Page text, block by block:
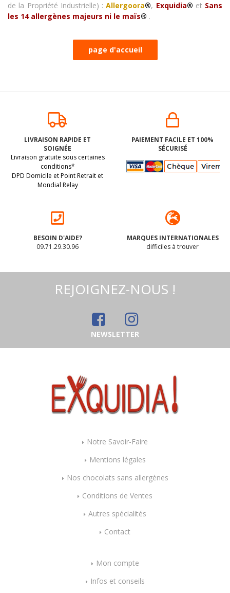
de la Propriété Industrielle) : Allergoora®, Exquidia® et Sans
les 14 allergènes majeurs ni le maïs® .
LIVRAISON RAPIDE ET
SOIGNÉE
Livraison gratuite sous certaines
conditions*
DPD Domicile et Point Retrait et
Mondial Relay
PAIEMENT FACILE ET 100%
SÉCURISÉ
BESOIN D'AIDE?
09.71.29.30.96
MARQUES INTERNATIONALES
difficiles à trouver
REJOIGNEZ-NOUS !
NEWSLETTER
Notre Savoir-Faire
Mentions légales
Nos chocolats sans allergènes
Conditions de Ventes
Autres spécialités
Contact
Mon compte
Infos et conseils